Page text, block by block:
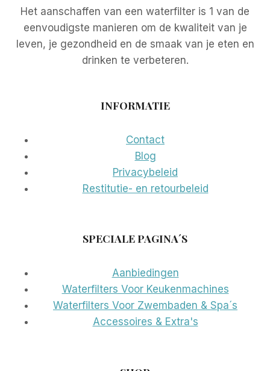
Het aanschaffen van een waterfilter is 1 van de
eenvoudigste manieren om de kwaliteit van je
leven, je gezondheid en de smaak van je eten en
drinken te verbeteren.
INFORMATIE
Contact
Blog
Privacybeleid
Restitutie- en retourbeleid
SPECIALE PAGINA´S
Aanbiedingen
Waterfilters Voor Keukenmachines
Waterfilters Voor Zwembaden & Spa´s
Accessoires & Extra's